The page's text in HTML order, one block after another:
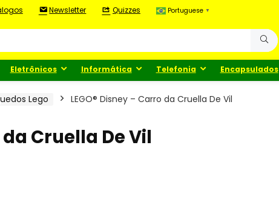
Newsletter Quizzes Portuguese ▼
Eletrônicos Informática Telefonia Encapsulados
Lego LEGO® Disney – Carro da Cruella De Vil
da Cruella De Vil